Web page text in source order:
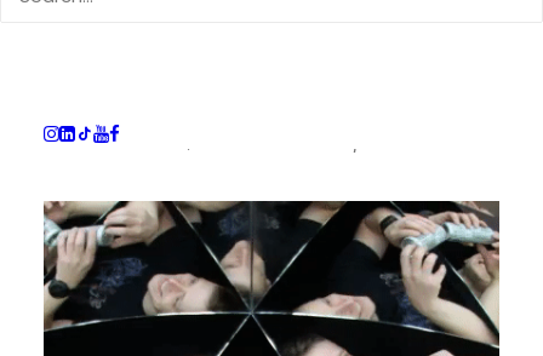
einer herzlichen, familiären Atmosphäre.